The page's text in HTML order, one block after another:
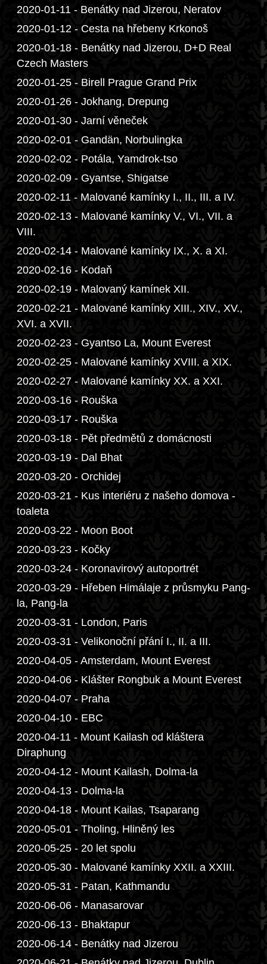
2020-01-11 - Benátky nad Jizerou, Neratov
2020-01-12 - Cesta na hřebeny Krkonoš
2020-01-18 - Benátky nad Jizerou, D+D Real
Czech Masters
2020-01-25 - Birell Prague Grand Prix
2020-01-26 - Jokhang, Drepung
2020-01-30 - Jarní věneček
2020-02-01 - Gandän, Norbulingka
2020-02-02 - Potála, Yamdrok-tso
2020-02-09 - Gyantse, Shigatse
2020-02-11 - Malované kamínky I., II., III. a IV.
2020-02-13 - Malované kamínky V., VI., VII. a
VIII.
2020-02-14 - Malované kamínky IX., X. a XI.
2020-02-16 - Kodaň
2020-02-19 - Malovaný kamínek XII.
2020-02-21 - Malované kamínky XIII., XIV., XV.,
XVI. a XVII.
2020-02-23 - Gyantso La, Mount Everest
2020-02-25 - Malované kamínky XVIII. a XIX.
2020-02-27 - Malované kamínky XX. a XXI.
2020-03-16 - Rouška
2020-03-17 - Rouška
2020-03-18 - Pět předmětů z domácnosti
2020-03-19 - Dal Bhat
2020-03-20 - Orchidej
2020-03-21 - Kus interiéru z našeho domova -
toaleta
2020-03-22 - Moon Boot
2020-03-23 - Kočky
2020-03-24 - Koronavirový autoportrét
2020-03-29 - Hřeben Himálaje z průsmyku Pang-
la, Pang-la
2020-03-31 - London, Paris
2020-03-31 - Velikonoční přání I., II. a III.
2020-04-05 - Amsterdam, Mount Everest
2020-04-06 - Klášter Rongbuk a Mount Everest
2020-04-07 - Praha
2020-04-10 - EBC
2020-04-11 - Mount Kailash od kláštera
Diraphung
2020-04-12 - Mount Kailash, Dolma-la
2020-04-13 - Dolma-la
2020-04-18 - Mount Kailas, Tsaparang
2020-05-01 - Tholing, Hliněný les
2020-05-25 - 20 let spolu
2020-05-30 - Malované kamínky XXII. a XXIII.
2020-05-31 - Patan, Kathmandu
2020-06-06 - Manasarovar
2020-06-13 - Bhaktapur
2020-06-14 - Benátky nad Jizerou